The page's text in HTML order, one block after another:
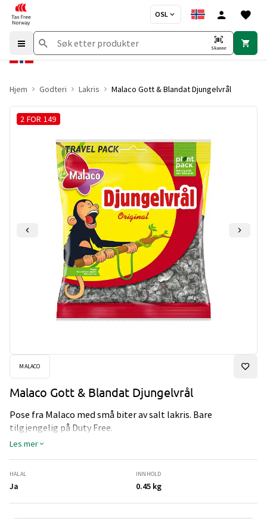
OSL
Skanne
Hjem Godteri Lakris Malaco Gott & Blandat Djungelvrål
2 FOR 149
MALACO
Malaco Gott & Blandat Djungelvrål
Pose fra Malaco med små biter av salt lakris. Bare
tilgjengelig på Duty Free.
Les mer
HALAL
Ja
INNHOLD
0.45 kg